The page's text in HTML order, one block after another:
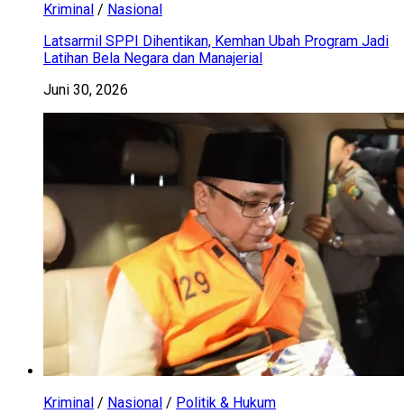
Kriminal / Nasional
Latsarmil SPPI Dihentikan, Kemhan Ubah Program Jadi
Latihan Bela Negara dan Manajerial
Juni 30, 2026
Kriminal / Nasional / Politik & Hukum